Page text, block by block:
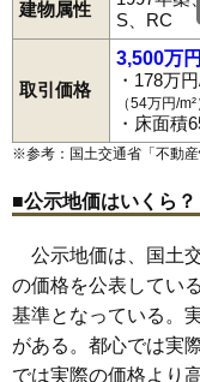
建物属性
S、RC
取引価格
3,500万円
・178万
（54万円/m²
・床面積
※参考：国土交通省「 不動
■公示地価はいくら？
公示地価は、国土
の価格を公表してい
基準となっている。
がある。都心では実
では実際の価格より